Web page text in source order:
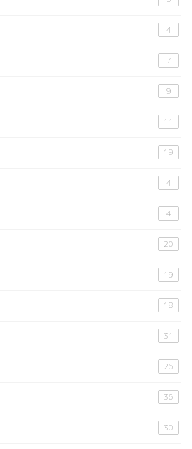
4
7
9
11
19
4
4
20
19
18
31
26
36
30